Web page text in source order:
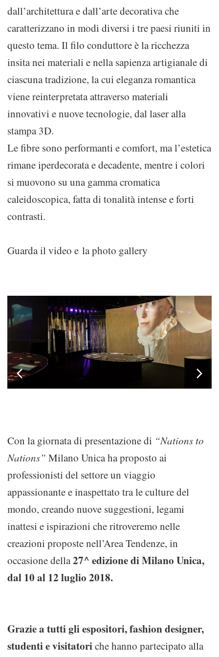
dall’architettura e dall’arte decorativa che
caratterizzano in modi diversi i tre paesi riuniti in
questo tema. Il filo conduttore è la ricchezza
insita nei materiali e nella sapienza artigianale di
ciascuna tradizione, la cui eleganza romantica
viene reinterpretata attraverso materiali
innovativi e nuove tecnologie, dal laser alla
stampa 3D.
Le fibre sono performanti e comfort, ma l’estetica
rimane iperdecorata e decadente, mentre i colori
si muovono su una gamma cromatica
caleidoscopica, fatta di tonalità intense e forti
contrasti.
Guarda il video e la photo gallery
Con la giornata di presentazione di “Nations to
Nations” Milano Unica ha proposto ai
professionisti del settore un viaggio
appassionante e inaspettato tra le culture del
mondo, creando nuove suggestioni, legami
inattesi e ispirazioni che ritroveremo nelle
creazioni proposte nell’Area Tendenze, in
occasione della27^ edizione di Milano Unica,
dal 10 al 12 luglio 2018.
Grazie a tutti gli espositori, fashion designer,
studenti e visitatoriche hanno partecipato alla